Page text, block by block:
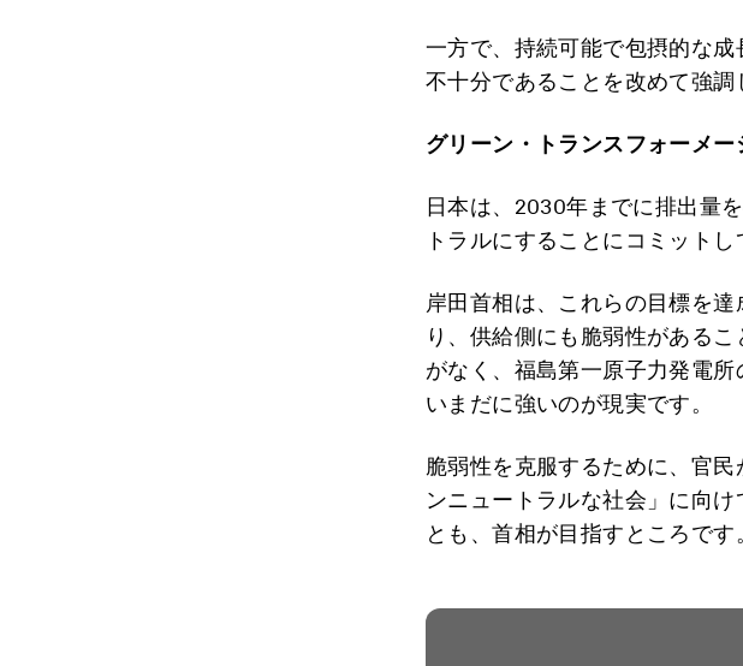
一方で、持続可能で包摂的な
不十分であることを改めて強調
グリーン・トランスフォーメ
日本は、2030年までに排出量
トラルにすることにコミットし
岸田首相は、これらの目標を
り、供給側にも脆弱性がある
がなく、福島第一原子力発電
いまだに強いのが現実です。
脆弱性を克服するために、官
ンニュートラルな社会」に向
とも、首相が目指すところです